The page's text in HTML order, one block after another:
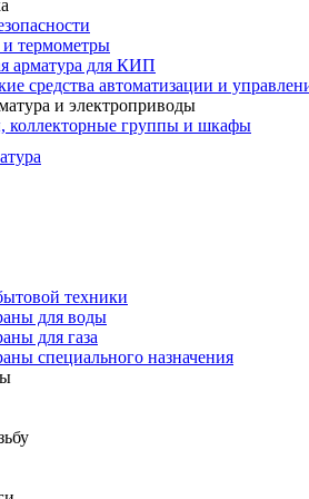
термометры
арматура для КИП
средства автоматизации и
и электроприводы
коллекторные группы и шкафы
техники
для воды
для газа
специального назначения